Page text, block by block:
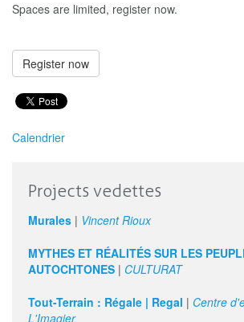
Spaces are limited, register now.
Register now
Calendrier
Projects vedettes
Murales | Vincent Rioux
MYTHES ET RÉALITÉS SUR LES
AUTOCHTONES | CULTURAT
Tout-Terrain : Régale | Regal | Centre
L'Imagier